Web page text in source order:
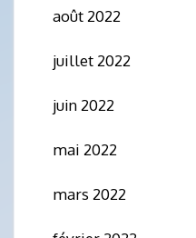
août 2022
juillet 2022
juin 2022
mai 2022
mars 2022